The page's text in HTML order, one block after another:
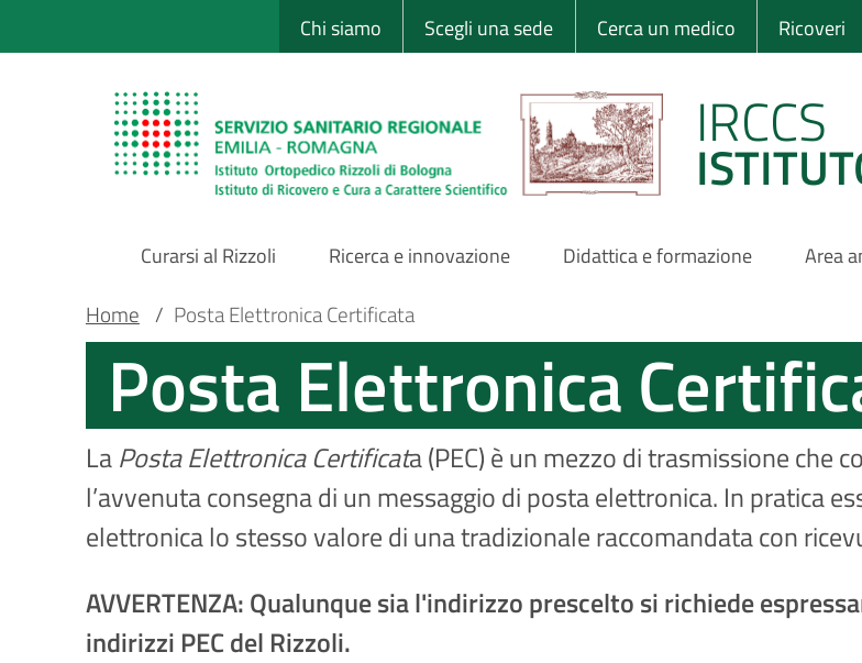
al
Sito Web Istituto Ortopedico
Chi siamo Scegli una sede Cerca un medico Ricoveri
IRCCS
Main
Navigation
Curarsi al Rizzoli Ricerca e innovazione Didattica e formazione Area
Main container
Briciole
pane
Home / Posta Elettronica Certificata
Posta Elettronica
LaPosta Elettronica Certificata (PEC) è un mezzo di trasmissione che
l’avvenuta consegna di un messaggio di posta elettronica. In pratica
elettronica lo stesso valore di una tradizionale raccomandata con
AVVERTENZA: Qualunque sia l'indirizzo prescelto si richiede
indirizzi PEC del Rizzoli.